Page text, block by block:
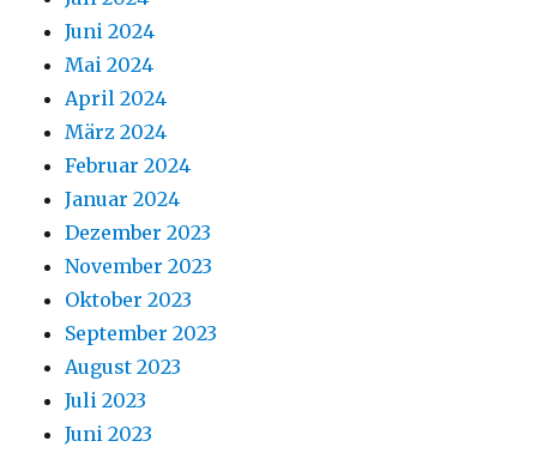
Juni 2024
Mai 2024
April 2024
März 2024
Februar 2024
Januar 2024
Dezember 2023
November 2023
Oktober 2023
September 2023
August 2023
Juli 2023
Juni 2023